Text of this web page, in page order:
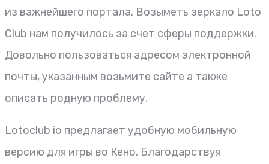
из важнейшего портала. Возыметь зеркало Loto
Club нам получилось за счет сферы поддержки.
Довольно пользоваться адресом электронной
почты, указанным возьмите сайте а также
описать родную проблему.
Lotoclub io предлагает удобную мобильную
версию для игры во Кено. Благодарствуя